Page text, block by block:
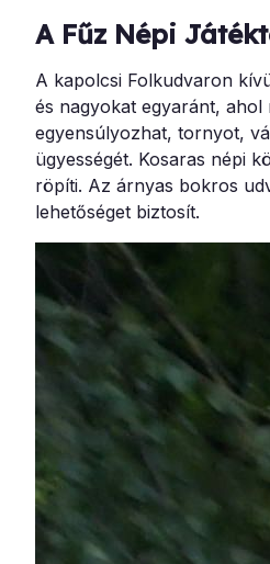
A Fűz Népi
A kapolcsi Folkudvaron
és nagyokat egyaránt,
egyensúlyozhat, tornyot,
ügyességét. Kosaras népi
röpíti. Az árnyas bokros
lehetőséget biztosít.